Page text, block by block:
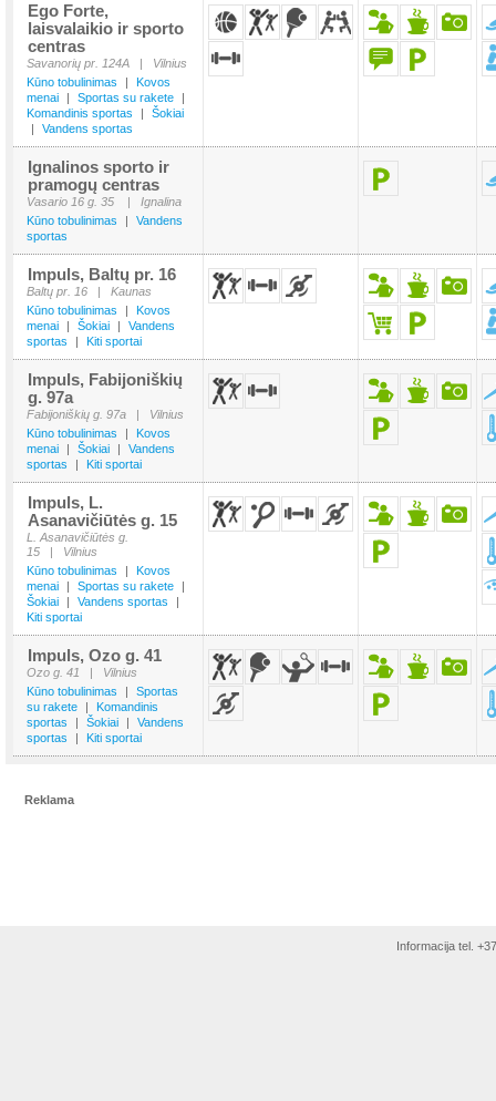
Ego Forte,
laisvalaikio ir sporto
centras
Savanorių pr. 124A |
Vilnius
Kūno tobulinimas
|
Kovos
menai
| Sportas su rakete
|
Komandinis sportas
|
Šokiai
|
Vandens sportas
Ignalinos sporto ir
pramogų centras
Vasario 16 g. 35 |
Ignalina
Kūno tobulinimas
|
Vandens
sportas
Impuls, Baltų pr. 16
Baltų pr. 16 |
Kaunas
Kūno tobulinimas
|
Kovos
menai
| Šokiai |
Vandens
sportas
| Kiti sportai
Impuls, Fabijoniškių
g. 97a
Fabijoniškių g. 97a |
Vilnius
Kūno tobulinimas
|
Kovos
menai
| Šokiai |
Vandens
sportas
| Kiti sportai
Impuls, L.
Asanavičiūtės g. 15
L. Asanavičiūtės g.
15
|
Vilnius
Kūno tobulinimas
|
Kovos
menai
| Sportas su rakete
|
Šokiai
| Vandens sportas
|
Kiti sportai
Impuls, Ozo g. 41
Ozo g. 41 |
Vilnius
Kūno tobulinimas
|
Sportas
su rakete
|
Komandinis
sportas
| Šokiai |
Vandens
sportas
| Kiti sportai
Reklama
Informacija tel.